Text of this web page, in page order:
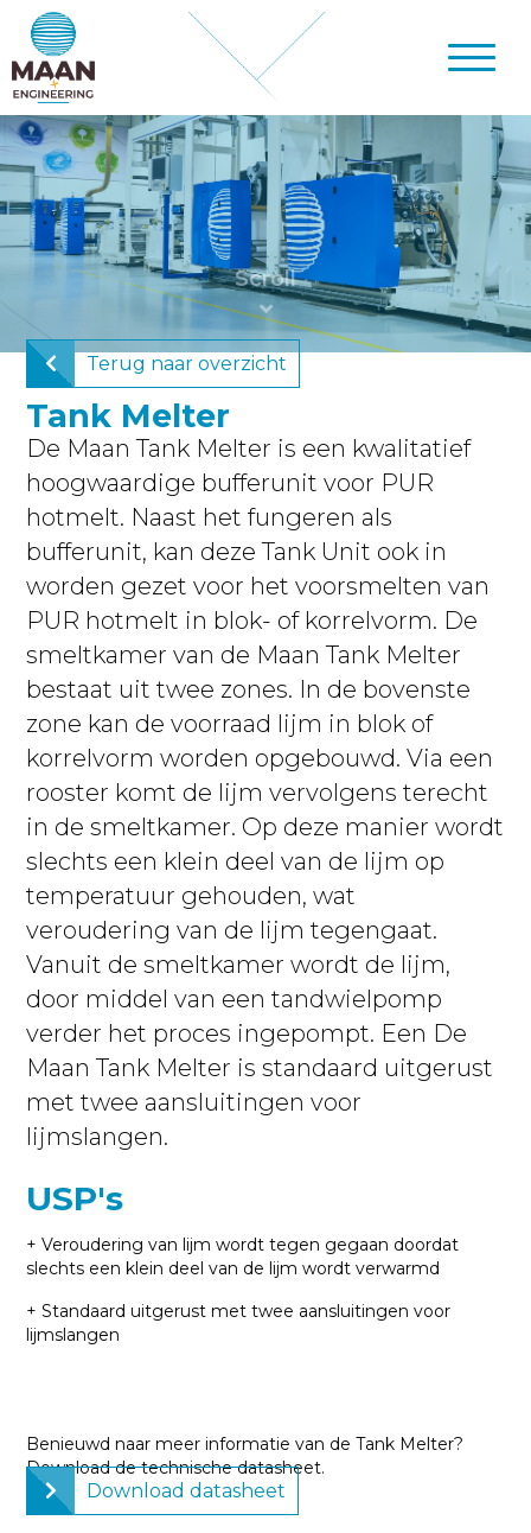
Terug naar overzicht
Tank Melter
De Maan Tank Melter is een kwalitatief
hoogwaardige bufferunit voor PUR
hotmelt. Naast het fungeren als
bufferunit, kan deze Tank Unit ook in
worden gezet voor het voorsmelten van
PUR hotmelt in blok- of korrelvorm. De
smeltkamer van de Maan Tank Melter
bestaat uit twee zones. In de bovenste
zone kan de voorraad lijm in blok of
korrelvorm worden opgebouwd. Via een
rooster komt de lijm vervolgens terecht
in de smeltkamer. Op deze manier wordt
slechts een klein deel van de lijm op
temperatuur gehouden, wat
veroudering van de lijm tegengaat.
Vanuit de smeltkamer wordt de lijm,
door middel van een tandwielpomp
verder het proces ingepompt. Een De
Maan Tank Melter is standaard uitgerust
met twee aansluitingen voor
lijmslangen.
USP's
+ Veroudering van lijm wordt tegen gegaan doordat
slechts een klein deel van de lijm wordt verwarmd
+ Standaard uitgerust met twee aansluitingen voor
lijmslangen
Benieuwd naar meer informatie van de Tank Melter?
Download de technische datasheet.
Download datasheet